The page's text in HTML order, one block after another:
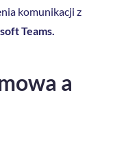
komunikacji z
Teams.
a